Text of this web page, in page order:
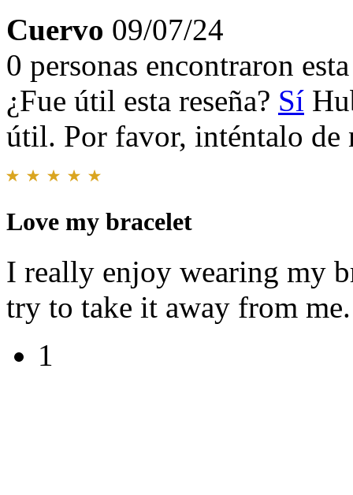
Cuervo 09/07/24
0 personas encontraron
¿Fue útil esta reseña? Sí
útil. Por favor, inténtalo de
Love my bracelet
I really enjoy wearing my
try to take it away from
1